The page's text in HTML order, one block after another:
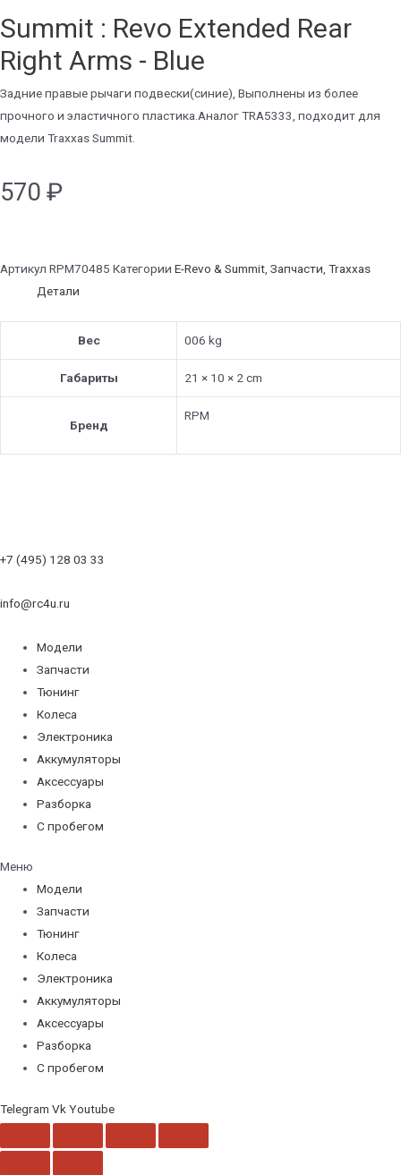
Summit : Revo Extended Rear
Right Arms - Blue
Задние правые рычаги подвески(синие), Выполнены из более
прочного и эластичного пластика.Аналог TRA5333, подходит для
модели Traxxas Summit.
570 ₽
Артикул RPM70485 Категории E-Revo & Summit, Запчасти, Traxxas
Детали
Вес 006 kg
Габариты 21 × 10 × 2 cm
Бренд
RPM
+7 (495) 128 03 33
info@rc4u.ru
Модели
Запчасти
Тюнинг
Колеса
Электроника
Аккумуляторы
Аксессуары
Разборка
С пробегом
Меню
Модели
Запчасти
Тюнинг
Колеса
Электроника
Аккумуляторы
Аксессуары
Разборка
С пробегом
Telegram Vk Youtube